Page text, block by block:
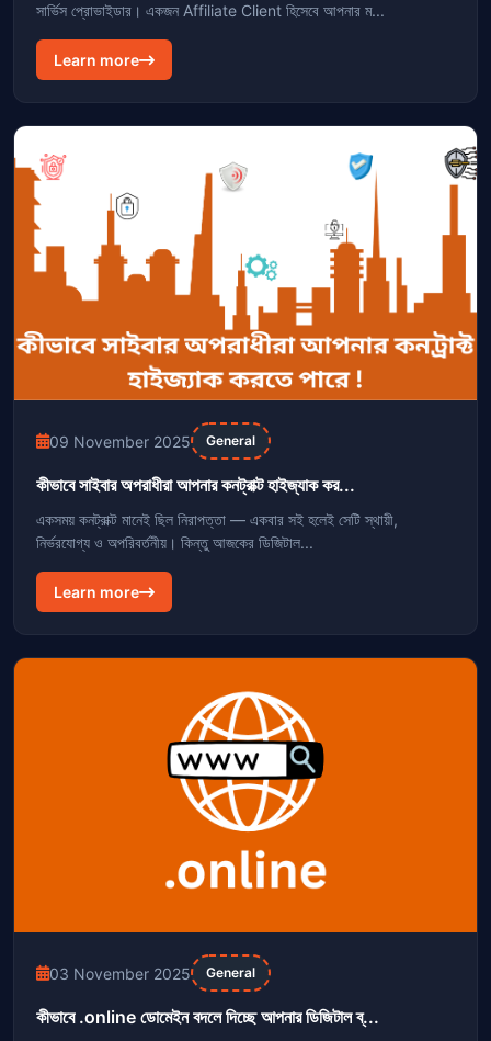
সার্ভিস প্রোভাইডার। একজন Affiliate Client হিসেবে আপনার ম...
Learn more
09 November 2025 General
কীভাবে সাইবার অপরাধীরা আপনার কনট্রাক্ট হাইজ্যাক কর...
একসময় কনট্রাক্ট মানেই ছিল নিরাপত্তা — একবার সই হলেই সেটি স্থায়ী,
নির্ভরযোগ্য ও অপরিবর্তনীয়। কিন্তু আজকের ডিজিটাল...
Learn more
03 November 2025 General
কীভাবে .online ডোমেইন বদলে দিচ্ছে আপনার ডিজিটাল ব্...